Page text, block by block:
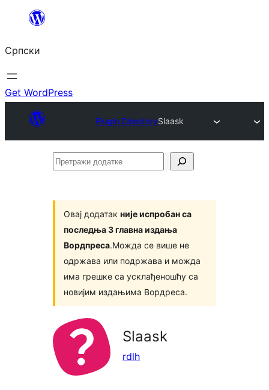
Скочи
садржај
Српски
Get WordPress
Plugin DirectorySlaask
Претражи
Овај додатак није испробан са
последња 3 главна издања
Вордпреса.Можда се више не
одржава или подржава и можда
има грешке са усклађеношћу са
новијим издањима Вордреса.
Slaask
rdlh